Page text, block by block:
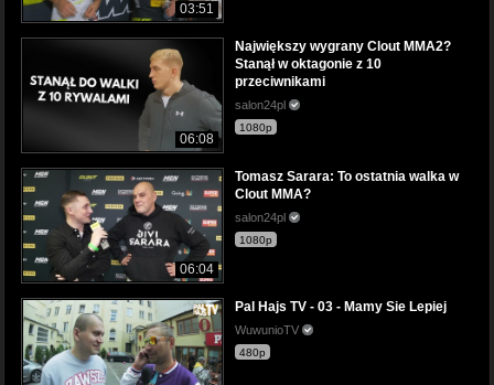
03:51
06:08
Największy wygrany Clout MMA2?
Stanął w oktagonie z 10
przeciwnikami
salon24pl
1080p
06:04
Tomasz Sarara: To ostatnia walka w
Clout MMA?
salon24pl
1080p
Pal Hajs TV - 03 - Mamy Sie Lepiej
WuwunioTV
480p